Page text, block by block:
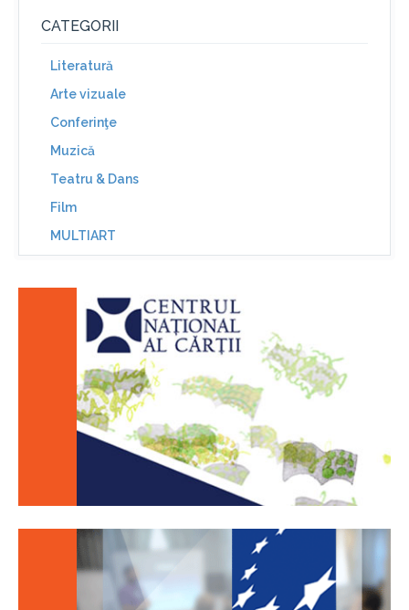
CATEGORII
Literatură
Arte vizuale
Conferinţe
Muzică
Teatru & Dans
Film
MULTIART